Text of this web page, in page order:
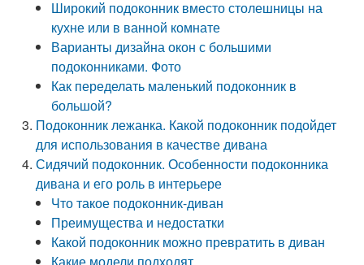
Широкий подоконник вместо столешницы на
кухне или в ванной комнате
Варианты дизайна окон с большими
подоконниками. Фото
Как переделать маленький подоконник в
большой?
Подоконник лежанка. Какой подоконник подойдет
для использования в качестве дивана
Сидячий подоконник. Особенности подоконника
дивана и его роль в интерьере
Что такое подоконник-диван
Преимущества и недостатки
Какой подоконник можно превратить в диван